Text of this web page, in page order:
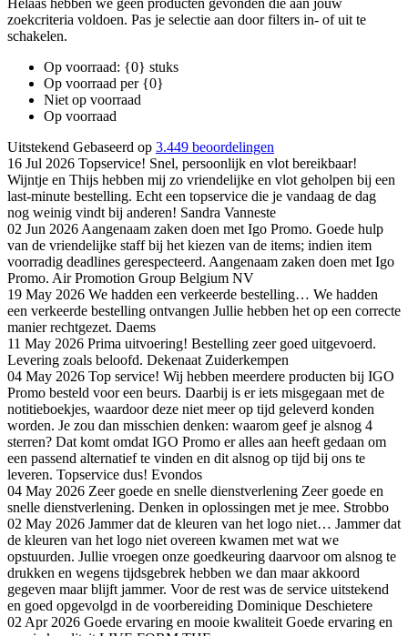
Helaas hebben we geen producten gevonden die aan jouw
zoekcriteria voldoen. Pas je selectie aan door filters in- of uit te
schakelen.
Op voorraad: {0} stuks
Op voorraad per {0}
Niet op voorraad
Op voorraad
Uitstekend Gebaseerd op 3.449 beoordelingen
16 Jul 2026 Topservice! Snel, persoonlijk en vlot bereikbaar!
Wijntje en Thijs hebben mij zo vriendelijke en vlot geholpen bij een
last-minute bestelling. Echt een topservice die je vandaag de dag
nog weinig vindt bij anderen! Sandra Vanneste
02 Jun 2026 Aangenaam zaken doen met Igo Promo. Goede hulp
van de vriendelijke staff bij het kiezen van de items; indien item
voorradig deadlines gerespecteerd. Aangenaam zaken doen met Igo
Promo. Air Promotion Group Belgium NV
19 May 2026 We hadden een verkeerde bestelling… We hadden
een verkeerde bestelling ontvangen Jullie hebben het op een correcte
manier rechtgezet. Daems
11 May 2026 Prima uitvoering! Bestelling zeer goed uitgevoerd.
Levering zoals beloofd. Dekenaat Zuiderkempen
04 May 2026 Top service! Wij hebben meerdere producten bij IGO
Promo besteld voor een beurs. Daarbij is er iets misgegaan met de
notitieboekjes, waardoor deze niet meer op tijd geleverd konden
worden. Je zou dan misschien denken: waarom geef je alsnog 4
sterren? Dat komt omdat IGO Promo er alles aan heeft gedaan om
een passend alternatief te vinden en dit alsnog op tijd bij ons te
leveren. Topservice dus! Evondos
04 May 2026 Zeer goede en snelle dienstverlening Zeer goede en
snelle dienstverlening. Denken in oplossingen met je mee. Strobbo
02 May 2026 Jammer dat de kleuren van het logo niet… Jammer dat
de kleuren van het logo niet overeen kwamen met wat we
opstuurden. Jullie vroegen onze goedkeuring daarvoor om alsnog te
drukken en wegens tijdsgebrek hebben we dan maar akkoord
gegeven maar blijft jammer. Voor de rest was de service uitstekend
en goed opgevolgd in de voorbereiding Dominique Deschietere
02 Apr 2026 Goede ervaring en mooie kwaliteit Goede ervaring en